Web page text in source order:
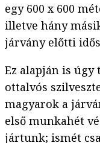
egy 600 x 600
illetve hány
járvány előtti
Ez alapján is úgy
ottalvós
magyarok a
első munkahét
jártunk; ismét